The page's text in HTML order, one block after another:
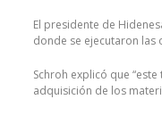
El presidente de
donde se ejecutaron las
Schroh explicó que
adquisición de los